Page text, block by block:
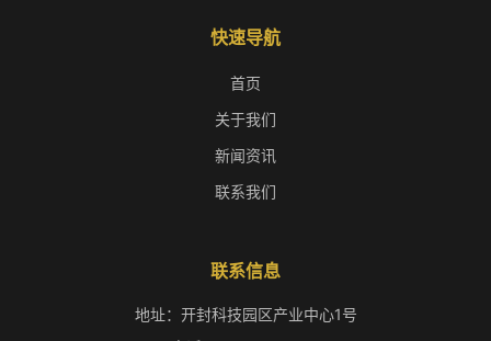
快速导航
首页
关于我们
新闻资讯
联系我们
联系信息
地址：开封科技园区产业中心1号